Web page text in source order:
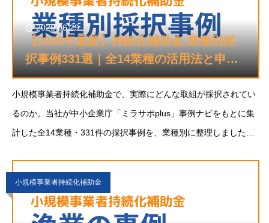
2026.06.29
【2026年最新】持続化補助金 業種別採
択事例331選｜全14業種の活用法と申請
のコツを解説
小規模事業者持続化補助金で、実際にどんな取組が採択されてい
るのか。当社が中小企業庁「ミラサポplus」事例ナビをもとに集
計した全14業種・331件の採択事例を、業種別に整理しました。
社に近い業種の事例から、採択される計画の
小規模事業者持続化補助金